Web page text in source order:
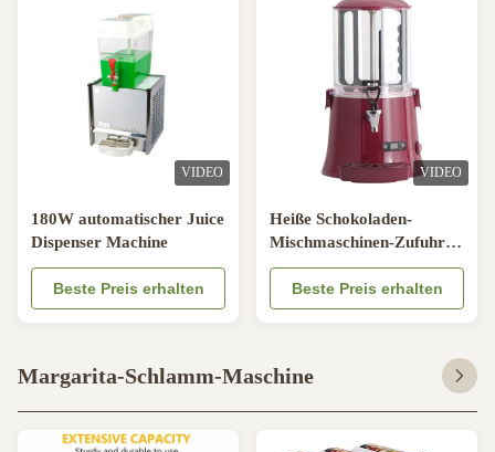
VIDEO
180W automatischer Juice
Dispenser Machine
Beste Preis erhalten
VIDEO
Heiße Schokoladen-
Mischmaschinen-Zufuhr-
Maschinen-Milch-Kaffee
für Haus
Beste Preis erhalten
Margarita-Schlamm-Maschine